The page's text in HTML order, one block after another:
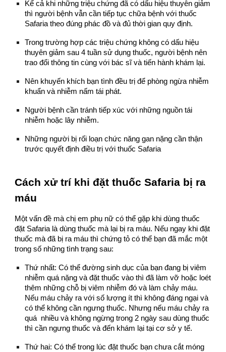
Kể cả khi những triệu chứng đã có dấu hiệu thuyên giảm
thì người bệnh vẫn cần tiếp tục chữa bệnh với thuốc
Safaria theo đúng phác đồ và đủ thời gian quy định.
Trong trường hợp các triệu chứng không có dấu hiệu
thuyên giảm sau 4 tuần sử dụng thuốc, người bệnh nên
trao đổi thông tin cùng với bác sĩ và tiến hành khám lại.
Nên khuyến khích bạn tình đều trị để phòng ngừa nhiễm
khuẩn và nhiễm nấm tái phát.
Người bệnh cần tránh tiếp xúc với những nguồn tái
nhiễm hoặc lây nhiễm.
Những người bị rối loạn chức năng gan nặng cần thận
trước quyết định điều trị với thuốc Safaria
Cách xử trí khi đặt thuốc Safaria bị ra
máu
Một vấn đề mà chị em phụ nữ có thể gặp khi dùng thuốc
đặt Safaria là dùng thuốc mà lại bị ra máu. Nếu ngay khi đặt
thuốc mà đã bị ra máu thì chứng tỏ có thể bạn đã mắc một
trong số những tình trạng sau:
Thứ nhất: Có thể đường sinh dục của bạn đang bị viêm
nhiễm quá nặng và đặt thuốc vào thì đã làm vỡ hoặc loét
thêm những chỗ bị viêm nhiễm đó và làm chảy máu.
Nếu máu chảy ra với số lượng ít thì không đáng ngại và
có thể không cần ngưng thuốc. Nhưng nếu máu chảy ra
quá nhiều và không ngừng trong 2 ngày sau dùng thuốc
thì cần ngưng thuốc và đến khám lại tại cơ sở y tế.
Thứ hai: Có thể trong lúc đặt thuốc bạn chưa cắt móng